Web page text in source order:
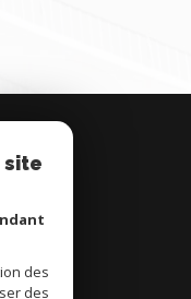
Marty
site
des
des